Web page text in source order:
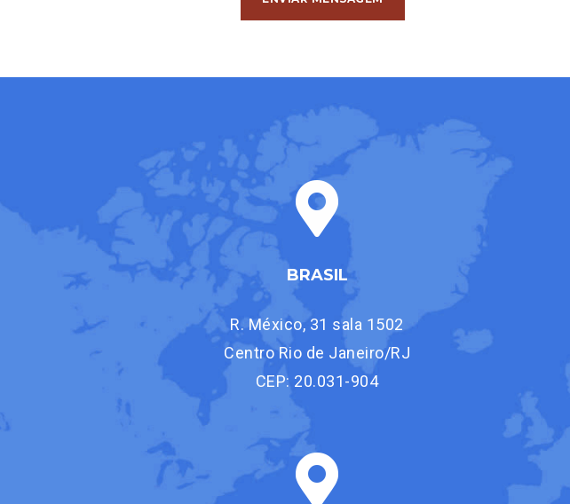
BRASIL
R. México, 31 sala 1502
Centro Rio de Janeiro/RJ
CEP: 20.031-904